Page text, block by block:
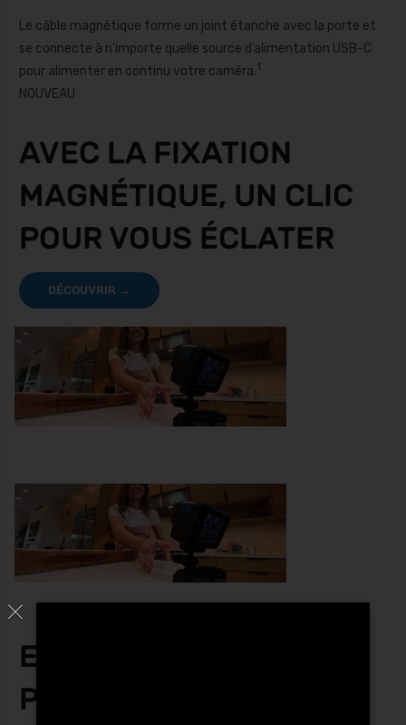
Le câble magnétique forme un joint étanche avec la porte et
se connecte à n’importe quelle source d’alimentation USB-C
pour alimenter en continu votre caméra.1
NOUVEAU
AVEC LA FIXATION
MAGNÉTIQUE, UN CLIC
POUR VOUS ÉCLATER
DÉCOUVRIR →
ENCORE PLUS DE
POSSIBILITÉS DE